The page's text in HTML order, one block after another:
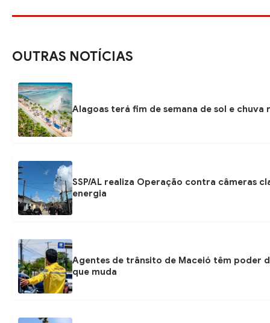
OUTRAS NOTÍCIAS
Alagoas terá fim de semana de sol e
SSP/AL realiza Operação contra câmeras
energia
Agentes de trânsito de Maceió têm poder
que muda